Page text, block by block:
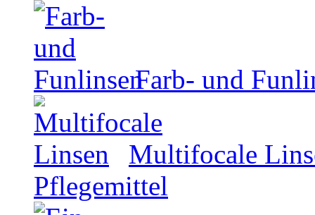
Farb- und
Multifocale
Pflegemittel